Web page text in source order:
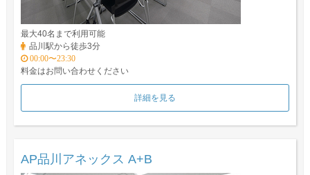
最大40名まで利用可能
品川駅から徒歩3分
00:00〜23:30
料金はお問い合わせください
詳細を見る
AP品川アネックス A+B